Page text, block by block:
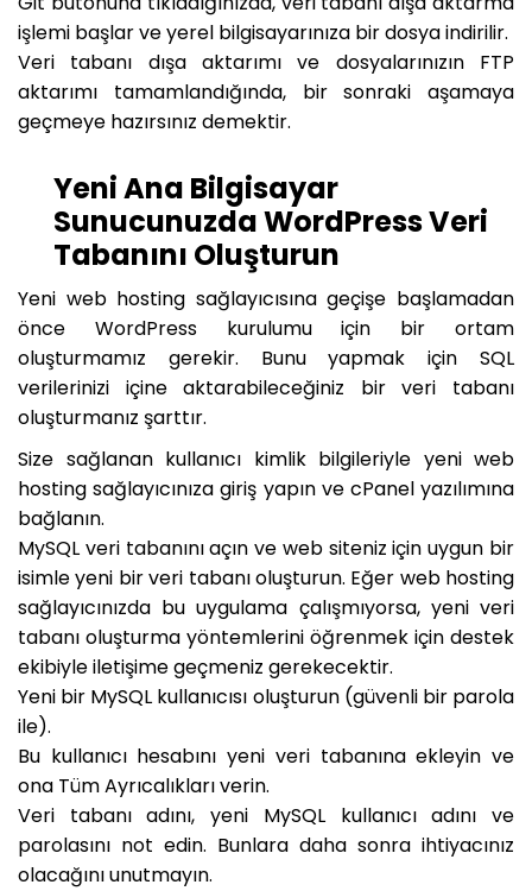
işlemi başlar ve yerel bilgisayarınıza bir dosya indirilir.
Veri tabanı dışa aktarımı ve dosyalarınızın FTP
aktarımı tamamlandığında, bir sonraki aşamaya
geçmeye hazırsınız demektir.
Yeni Ana Bilgisayar
Sunucunuzda WordPress Veri
Tabanını Oluşturun
Yeni web hosting sağlayıcısına geçişe başlamadan
önce WordPress kurulumu için bir ortam
oluşturmamız gerekir. Bunu yapmak için SQL
verilerinizi içine aktarabileceğiniz bir veri tabanı
oluşturmanız şarttır.
Size sağlanan kullanıcı kimlik bilgileriyle yeni web
hosting sağlayıcınıza giriş yapın ve cPanel yazılımına
bağlanın.
MySQL veri tabanını açın ve web siteniz için uygun bir
isimle yeni bir veri tabanı oluşturun. Eğer web hosting
sağlayıcınızda bu uygulama çalışmıyorsa, yeni veri
tabanı oluşturma yöntemlerini öğrenmek için destek
ekibiyle iletişime geçmeniz gerekecektir.
Yeni bir MySQL kullanıcısı oluşturun (güvenli bir parola
ile).
Bu kullanıcı hesabını yeni veri tabanına ekleyin ve
ona Tüm Ayrıcalıkları verin.
Veri tabanı adını, yeni MySQL kullanıcı adını ve
parolasını not edin. Bunlara daha sonra ihtiyacınız
olacağını unutmayın.